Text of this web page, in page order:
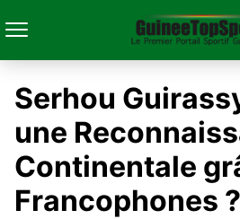
Serhou
une
Continentale
Francophones ?